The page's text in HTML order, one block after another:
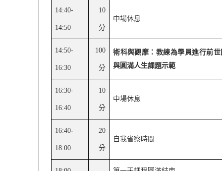
14:40-
14:50
10
分
中場休息
14:50-
16:30
100
分
術科與觀摩：教練為學員進行前世
與圓滿人生課題示範
16:30-
16:40
10
分
中場休息
16:40-
18:00
20
分
自我省察時間